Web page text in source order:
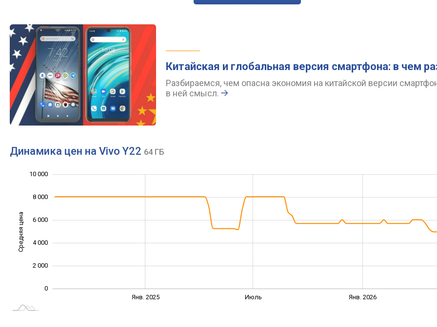
Китайская и глобальная версия смартфона: в чем
Разбираемся, чем опасна экономия на китайской версии
в ней смысл.
Динамика цен на Vivo Y22 64 ГБ
Средняя цена
0
2 000
4 000
6 000
8 000
10 000
Янв. 2025 Июль Янв. 2026